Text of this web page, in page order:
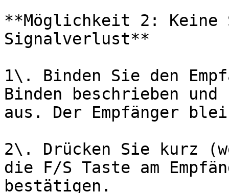
**Möglichkeit 2: Keine
Signalverlust**
1\. Binden Sie den
Binden beschrieben
aus. Der Empfänger
2\. Drücken Sie kurz
die F/S Taste am
bestätigen.